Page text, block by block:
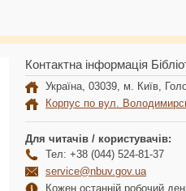
Контактна інформація
Україна, 03039, м. Київ,
Корпус по вул.
Для читачів / користувачів:
Тел: +38 (044) 524-81-37
service@nbuv.gov.ua
Кожен останній робочий